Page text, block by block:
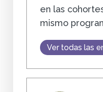
en las
mismo
Ver todas las